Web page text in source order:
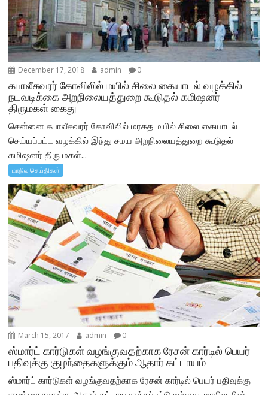
December 17, 2018 admin 0
கபாலீசுவரர் கோவிலில் மயில் சிலை கையாடல் வழக்கில்
நடவடிக்கை அறநிலையத்துறை கூடுதல் கமிஷனர்
திருமகள் கைது
சென்னை கபாலீசுவரர் கோவிலில் மரகத மயில் சிலை கையாடல்
செய்யப்பட்ட வழக்கில் இந்து சமய அறநிலையத்துறை கூடுதல்
கமிஷனர் திரு மகள்...
மாநில செய்திகள்
March 15, 2017 admin 0
ஸ்மார்ட் கார்டுகள் வழங்குவதற்காக ரேசன் கார்டில் பெயர்
பதிவுக்கு குழந்தைகளுக்கும் ஆதார் கட்டாயம்
ஸ்மார்ட் கார்டுகள் வழங்குவதற்காக ரேசன் கார்டில் பெயர் பதிவுக்கு